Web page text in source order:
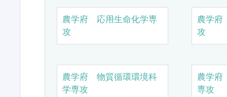
農学府 応用生命化学専
攻
農学
攻
農学府 物質循環環境科
学専攻
農学
専攻